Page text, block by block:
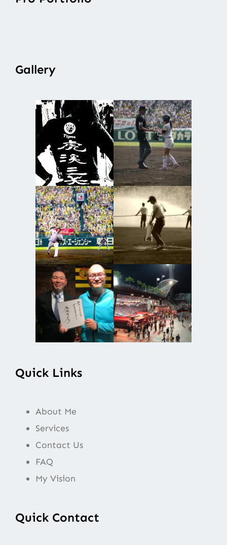
Gallery
Quick Links
About Me
Services
Contact Us
FAQ
My Vision
Quick Contact